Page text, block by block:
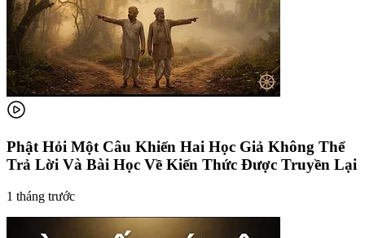
Phật Hỏi Một Câu Khiến Hai Học Giả Không Thể
Trả Lời Và Bài Học Về Kiến Thức Được Truyền Lại
1 tháng trước